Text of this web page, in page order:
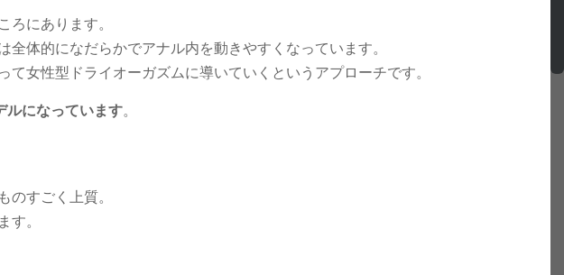
ろにあります。
体的になだらかでアナル内を動きやすくなっています。
女性型ドライオーガズムに導いていくというアプローチです。
ルになっています。
のすごく上質。
す。